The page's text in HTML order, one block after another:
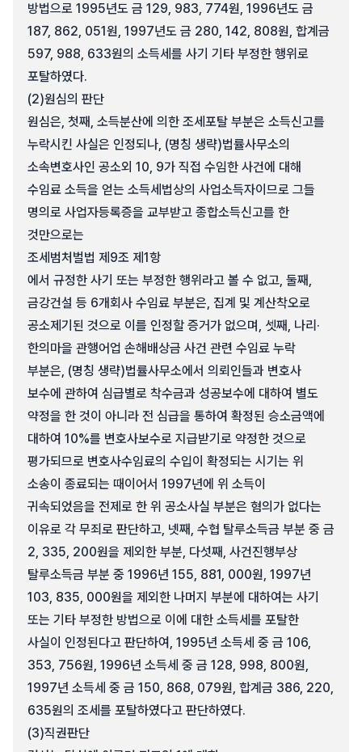
방법으로 1995년도 금 129, 983, 774원, 1996년도 금
187, 862, 051원, 1997년도 금 280, 142, 808원, 합계금
597, 988, 633원의 소득세를 사기 기타 부정한 행위로
포탈하였다.
(2)원심의 판단
원심은, 첫째, 소득분산에 의한 조세포탈 부분은 소득신고를
누락시킨 사실은 인정되나, (명칭 생략)법률사무소의
소속변호사인 공소외 10, 9가 직접 수임한 사건에 대해
수임료 소득을 얻는 소득세법상의 사업소득자이므로 그들
명의로 사업자등록증을 교부받고 종합소득신고를 한
것만으로는
조세범처벌법 제9조 제1항
에서 규정한 사기 또는 부정한 행위라고 볼 수 없고, 둘째,
금강건설 등 6개회사 수임료 부분은, 집계 및 계산착오로
공소제기된 것으로 이를 인정할 증거가 없으며, 셋째, 나리·
한의마을 관행어업 손해배상금 사건 관련 수임료 누락
부분은, (명칭 생략)법률사무소에서 의뢰인들과 변호사
보수에 관하여 심급별로 착수금과 성공보수에 대하여 별도
약정을 한 것이 아니라 전 심급을 통하여 확정된 승소금액에
대하여 10%를 변호사보수로 지급받기로 약정한 것으로
평가되므로 변호사수임료의 수입이 확정되는 시기는 위
소송이 종료되는 때이어서 1997년에 위 소득이
귀속되었음을 전제로 한 위 공소사실 부분은 혐의가 없다는
이유로 각 무죄로 판단하고, 넷째, 수협 탈루소득금 부분 중 금
2, 335, 200원을 제외한 부분, 다섯째, 사건진행부상
탈루소득금 부분 중 1996년 155, 881, 000원, 1997년
103, 835, 000원을 제외한 나머지 부분에 대하여는 사기
또는 기타 부정한 방법으로 이에 대한 소득세를 포탈한
사실이 인정된다고 판단하여, 1995년 소득세 중 금 106,
353, 756원, 1996년 소득세 중 금 128, 998, 800원,
1997년 소득세 중 금 150, 868, 079원, 합계금 386, 220,
635원의 조세를 포탈하였다고 판단하였다.
(3)직권판단